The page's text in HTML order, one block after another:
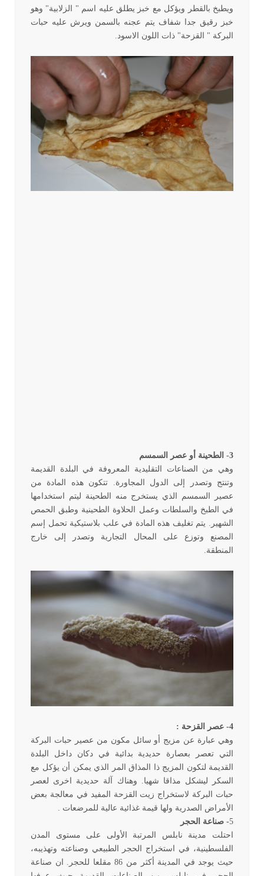
ويطبخ بالقطر ويؤكل مع خبز يطلق عليه اسم " الزلابية" وهو
خبز رقيق جدا شفاف يتم عجنه بالسمن ويرش عليه حبات
البركة " القزحة" ذات اللون الاسود.
3- الطحينة أو عصر السمسم
وهي من الصناعات التقليدية المعروفة في البلدة القديمة
وتنتج وتصدر إلى الدول المجاورة. تتكون هذه المادة من
عصير السمسم الذي يستخرج منه الطحينة ليتم استخدامها
في الطبخ والسلطات وعمل الحلاوة الطحينية وطبق الحمص
الشهير. يتم تغليف هذه المادة في علب بلاستيكية تحمل إسم
المصنع وتوزع على المحال التجارية وتصدر إلى خارج
المنطقة.
4- عصر القزحة :
وهي عبارة عن مزيج أو سائل مكون من عصير حبات البركة
التي تعصر بعصارة حديدية بدائية في دكان داخل البلدة
القديمة لتكون المزيج ذا المذاق المر الذي يمكن أن يؤكل مع
السكر ليشكل مذاقا شهيا. وهناك آلة حديدية اخرى لعصر
حبات البركة لاستخراج زيت القزحة المفيد في معالجة بعض
الأمراض الصدرية ولها قيمة غذائية عالية للمرضعات .
5- صناعة الحجر
احتلت مدينة نابلس المرتبة الأولى على مستوى المدن
الفلسطينية، في استخراج الحجر الطبيعي وصناعته وتهذيبه،
حيث يوجد في المدينة أكثر من 86 مقلعا للحجر. ان صناعة